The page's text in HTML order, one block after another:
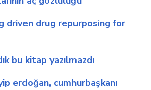
bu ki̇tap yazilmazdi
erdoğan, cumhurbaşkanı